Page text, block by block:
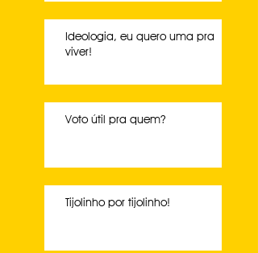
Ideologia, eu quero uma pra
viver!
Voto útil pra quem?
Tijolinho por tijolinho!